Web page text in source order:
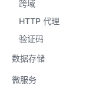
跨域
HTTP 代理
验证码
数据存储
微服务